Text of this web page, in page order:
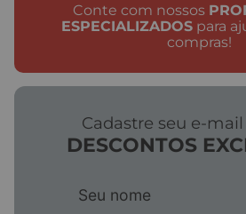
Conte com nossos
ESPECIALIZADOSpara
compras!
Cadastre seu e-
DESCONTOS